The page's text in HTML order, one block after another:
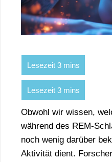
Obwohl wir wissen,
während des REM-
noch wenig darüber
Aktivität dient.